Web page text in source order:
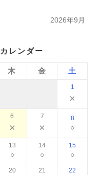
2026年9月
レンダー
木 金 土
1
×
6
×
7
×
8
○
13
○
14
○
15
○
20 21 22